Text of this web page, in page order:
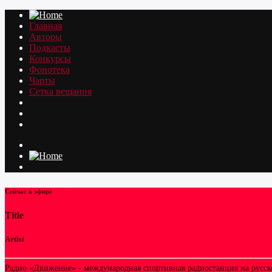
Главная
Авторы
Подкасты
Конкурсы
Фонотека
Чарты
Сетка вещания
Сейчас в эфире
Title
Artist
Радио «Движение» - международная спортивная радиостанция на